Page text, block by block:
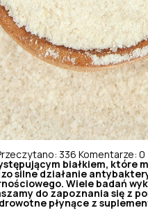
336 Komentarze: 0
białkiem, które
silne działanie
Wiele badań
do zapoznania się z
płynące z